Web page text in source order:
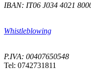
IBAN: IT06 J034 4021
Whistleblowing
P.IVA: 00407650548
Tel: 0742731811